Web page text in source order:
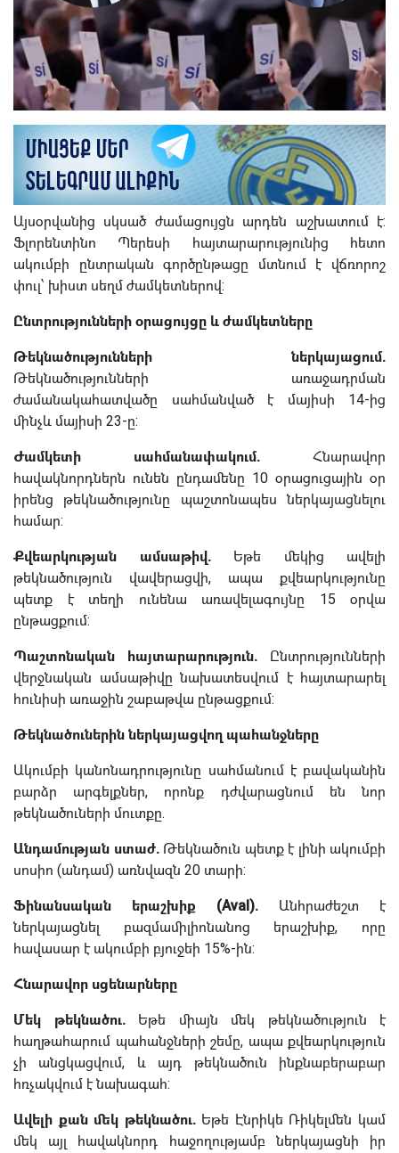
Այսօրվանից սկսած ժամացույցն արդեն աշխատում է:
Ֆլորենտինո Պերեսի հայտարարությունից հետո
ակումբի ընտրական գործընթացը մտնում է վճռորոշ
փուլ՝ խիստ սեղմ ժամկետներով:
Ընտրությունների օրացույցը և ժամկետները
Թեկնածությունների ներկայացում.
Թեկնածությունների առաջադրման
ժամանակահատվածը սահմանված է մայիսի 14-ից
մինչև մայիսի 23-ը:
Ժամկետի սահմանափակում. Հնարավոր
հավակնորդներն ունեն ընդամենը 10 օրացուցային օր
իրենց թեկնածությունը պաշտոնապես ներկայացնելու
համար:
Քվեարկության ամսաթիվ.Եթե մեկից ավելի
թեկնածություն վավերացվի, ապա քվեարկությունը
պետք է տեղի ունենա առավելագույնը 15 օրվա
ընթացքում:
Պաշտոնական հայտարարություն. Ընտրությունների
վերջնական ամսաթիվը նախատեսվում է հայտարարել
հունիսի առաջին շաբաթվա ընթացքում:
Թեկնածուներին ներկայացվող պահանջները
Ակումբի կանոնադրությունը սահմանում է բավականին
բարձր արգելքներ, որոնք դժվարացնում են նոր
թեկնածուների մուտքը.
Անդամության ստաժ. Թեկնածուն պետք է լինի ակումբի
սոսիո (անդամ) առնվազն 20 տարի:
Ֆինանսական երաշխիք (Aval). Անհրաժեշտ է
ներկայացնել բազմամիլիոնանոց երաշխիք, որը
հավասար է ակումբի բյուջեի 15%-ին:
Հնարավոր սցենարները
Մեկ թեկնածու. Եթե միայն մեկ թեկնածություն է
հաղթահարում պահանջների շեմը, ապա քվեարկություն
չի անցկացվում, և այդ թեկնածուն ինքնաբերաբար
հռչակվում է նախագահ:
Ավելի քան մեկ թեկնածու.Եթե Էնրիկե Ռիկելմեն կամ
մեկ այլ հավակնորդ հաջողությամբ ներկայացնի իր